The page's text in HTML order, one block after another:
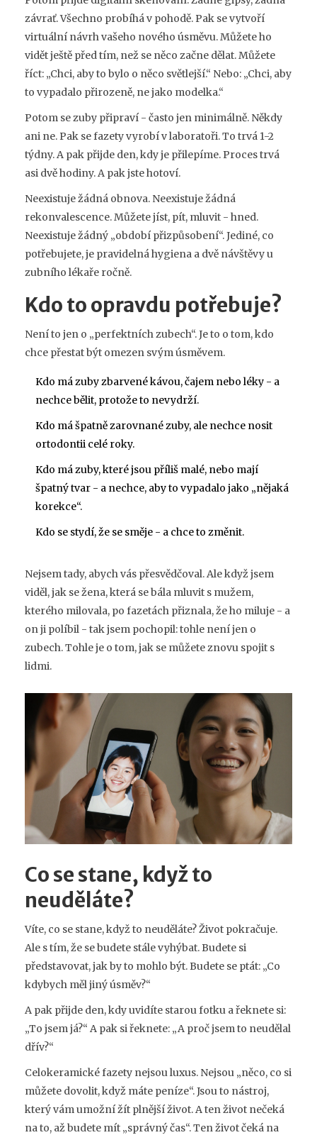
závrať. Všechno probíhá v pohodě. Pak se vytvoří
virtuální návrh vašeho nového úsměvu. Můžete ho
vidět ještě před tím, než se něco začne dělat. Můžete
říct: „Chci, aby to bylo o něco světlejší.“ Nebo: „Chci, aby
to vypadalo přirozeně, ne jako modelka.“
Potom se zuby připraví - často jen minimálně. Někdy
ani ne. Pak se fazety vyrobí v laboratoři. To trvá 1-2
týdny. A pak přijde den, kdy je přilepíme. Proces trvá
asi dvě hodiny. A pak jste hotoví.
Neexistuje žádná obnova. Neexistuje žádná
rekonvalescence. Můžete jíst, pít, mluvit - hned.
Neexistuje žádný „období přizpůsobení“. Jediné, co
potřebujete, je pravidelná hygiena a dvě návštěvy u
zubního lékaře ročně.
Kdo to opravdu potřebuje?
Není to jen o „perfektních zubech“. Je to o tom, kdo
chce přestat být omezen svým úsměvem.
Kdo má zuby zbarvené kávou, čajem nebo léky - a
nechce bělit, protože to nevydrží.
Kdo má špatně zarovnané zuby, ale nechce nosit
ortodontii celé roky.
Kdo má zuby, které jsou příliš malé, nebo mají
špatný tvar - a nechce, aby to vypadalo jako „nějaká
korekce“.
Kdo se stydí, že se směje - a chce to změnit.
Nejsem tady, abych vás přesvědčoval. Ale když jsem
viděl, jak se žena, která se bála mluvit s mužem,
kterého milovala, po fazetách přiznala, že ho miluje - a
on ji políbil - tak jsem pochopil: tohle není jen o
zubech. Tohle je o tom, jak se můžete znovu spojit s
lidmi.
Co se stane, když to
neuděláte?
Víte, co se stane, když to neuděláte? Život pokračuje.
Ale s tím, že se budete stále vyhýbat. Budete si
představovat, jak by to mohlo být. Budete se ptát: „Co
kdybych měl jiný úsměv?“
A pak přijde den, kdy uvidíte starou fotku a řeknete si:
„To jsem já?“ A pak si řeknete: „A proč jsem to neudělal
dřív?“
Celokeramické fazety nejsou luxus. Nejsou „něco, co si
můžete dovolit, když máte peníze“. Jsou to nástroj,
který vám umožní žít plnější život. A ten život nečeká
na to, až budete mít „správný čas“. Ten život čeká na